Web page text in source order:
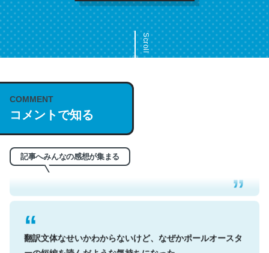
Scroll
COMMENT
コメントで知る
記事へみんなの感想が集まる
これは名文。彼はとてもクレバーなんだろうなと凄く思
う。英語少しでも読める人は原文もお勧め。自分はこの流
─今のこの状況が信じられるかい？ by ラーズ・ヌートバー
翻訳文体なせいかわからないけど、なぜかポールオースタ
ーの短編を読んだような気持ちになった